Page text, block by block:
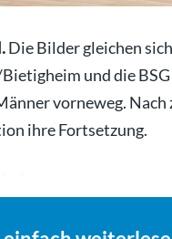
Die Bilder gleichen
und die
vorneweg.
ihre Fortsetzung.